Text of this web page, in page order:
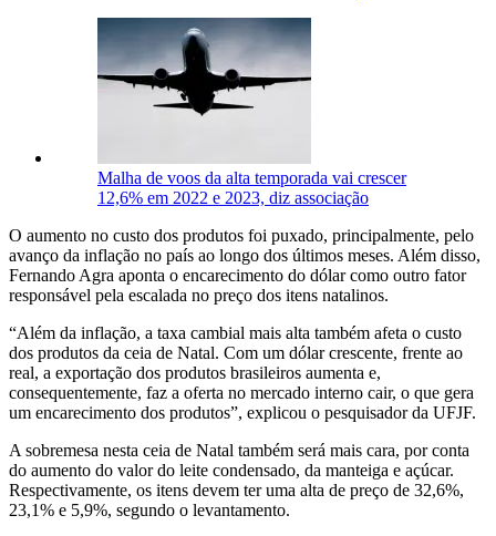
Malha de voos da alta temporada vai crescer
12,6% em 2022 e 2023, diz associação
O aumento no custo dos produtos foi puxado, principalmente, pelo
avanço da inflação no país ao longo dos últimos meses. Além disso,
Fernando Agra aponta o encarecimento do dólar como outro fator
responsável pela escalada no preço dos itens natalinos.
“Além da inflação, a taxa cambial mais alta também afeta o custo
dos produtos da ceia de Natal. Com um dólar crescente, frente ao
real, a exportação dos produtos brasileiros aumenta e,
consequentemente, faz a oferta no mercado interno cair, o que gera
um encarecimento dos produtos”, explicou o pesquisador da UFJF.
A sobremesa nesta ceia de Natal também será mais cara, por conta
do aumento do valor do leite condensado, da manteiga e açúcar.
Respectivamente, os itens devem ter uma alta de preço de 32,6%,
23,1% e 5,9%, segundo o levantamento.